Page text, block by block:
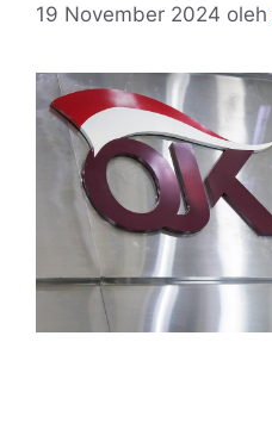
19 November 2024 oleh